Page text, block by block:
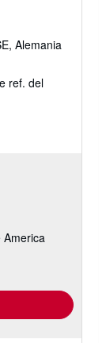
Alemania
ref. del
America